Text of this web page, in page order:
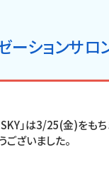
ーションサ
」は3/25(金)をも
ございました。